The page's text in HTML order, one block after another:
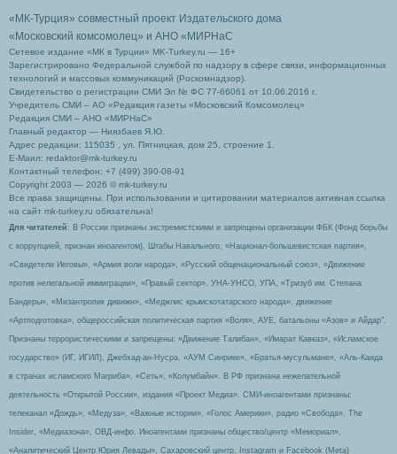
«МК-Турция» совместный проект Издательского дома
«Московский комсомолец» и АНО «МИРНаС
Сетевое издание «МК в Турции» MK-Turkey.ru — 16+
Зарегистрировано Федеральной службой по надзору в сфере связи, информационных
технологий и массовых коммуникаций (Роскомнадзор).
Свидетельство о регистрации СМИ Эл № ФС 77-66061 от 10.06.2016 г.
Учредитель СМИ – АО «Редакция газеты «Московский Комсомолец»
Редакция СМИ – АНО «МИРНаС»
Главный редактор — Ниязбаев Я.Ю.
Адрес редакции: 115035 , ул. Пятницкая, дом 25, строение 1.
Е-Маил: redaktor@mk-turkey.ru
Контактный телефон: +7 (499) 390-08-91
Copyright 2003 — 2026 © mk-turkey.ru
Все права защищены. При использовании и цитировании материалов активная ссылка
на сайт mk-turkey.ru обязательна!
Для читателей : В России признаны экстремистскими и запрещены организации ФБК (Фонд борьбы
с коррупцией, признан иноагентом), Штабы Навального, «Национал-большевистская партия»,
«Свидетели Иеговы», «Армия воли народа», «Русский общенациональный союз», «Движение
против нелегальной иммиграции», «Правый сектор», УНА-УНСО, УПА, «Тризуб им. Степана
Бандеры», «Мизантропик дивижн», «Меджлис крымскотатарского народа», движение
«Артподготовка», общероссийская политическая партия «Воля», АУЕ, батальоны «Азов» и Айдар″.
Признаны террористическими и запрещены: «Движение Талибан», «Имарат Кавказ», «Исламское
государство» (ИГ, ИГИЛ), Джебхад-ан-Нусра, «АУМ Синрике», «Братья-мусульмане», «Аль-Каида
в странах исламского Магриба», «Сеть», «Колумбайн». В РФ признана нежелательной
деятельность «Открытой России», издания «Проект Медиа». СМИ-иноагентами признаны:
телеканал «Дождь», «Медуза», «Важные истории», «Голос Америки», радио «Свобода», The
Insider, «Медиазона», ОВД-инфо. Иноагентами признаны общество/центр «Мемориал»,
«Аналитический Центр Юрия Левады», Сахаровский центр. Instagram и Facebook (Metа)